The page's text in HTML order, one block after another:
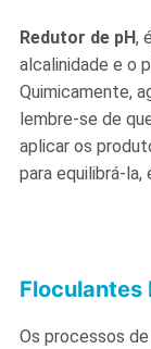
Redutor de pH,
alcalinidade e o
Quimicamente,
lembre-se de
aplicar os
para equilibrá-la,
Floculantes
Os processos